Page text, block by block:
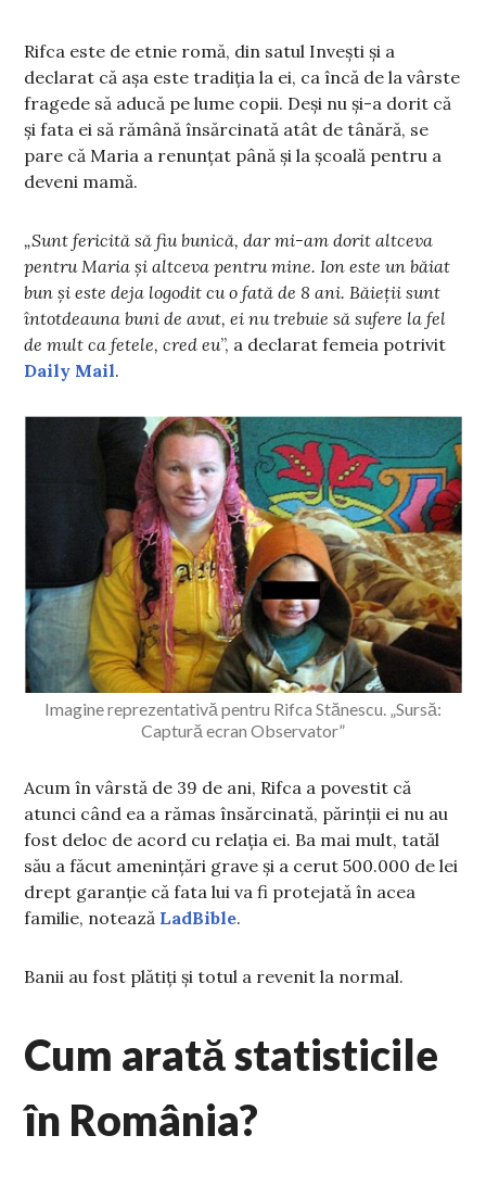
Rifca este de etnie romă, din satul Invești și a
declarat că așa este tradiția la ei, ca încă de la vârste
fragede să aducă pe lume copii. Deși nu și-a dorit că
și fata ei să rămână însărcinată atât de tânără, se
pare că Maria a renunțat până și la școală pentru a
deveni mamă.
„Sunt fericită să fiu bunică, dar mi-am dorit altceva
pentru Maria și altceva pentru mine. Ion este un băiat
bun și este deja logodit cu o fată de 8 ani. Băieții sunt
întotdeauna buni de avut, ei nu trebuie să sufere la fel
de mult ca fetele, cred eu”, a declarat femeia potrivit
Daily Mail.
Imagine reprezentativă pentru Rifca Stănescu. „Sursă:
Captură ecran Observator”
Acum în vârstă de 39 de ani, Rifca a povestit că
atunci când ea a rămas însărcinată, părinții ei nu au
fost deloc de acord cu relația ei. Ba mai mult, tatăl
său a făcut amenințări grave și a cerut 500.000 de lei
drept garanție că fata lui va fi protejată în acea
familie, notează LadBible.
Banii au fost plătiți și totul a revenit la normal.
Cum arată statisticile
în România?